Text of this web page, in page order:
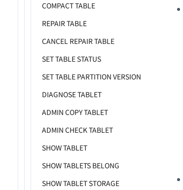
COMPACT TABLE
REPAIR TABLE
CANCEL REPAIR TABLE
SET TABLE STATUS
SET TABLE PARTITION VERSION
DIAGNOSE TABLET
ADMIN COPY TABLET
ADMIN CHECK TABLET
SHOW TABLET
SHOW TABLETS BELONG
SHOW TABLET STORAGE